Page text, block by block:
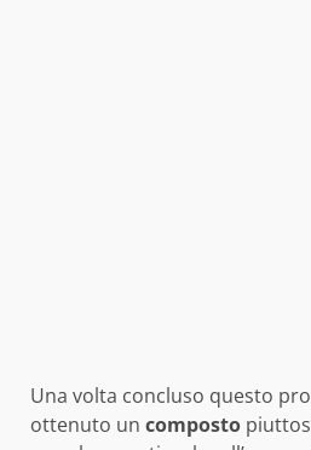
Una volta concluso questo
ottenuto un composto